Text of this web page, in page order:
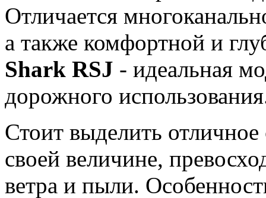
Отличается
а также комфортной и
Shark RSJ - идеальная
дорожного
Стоит выделить отличное
своей величине,
ветра и пыли.